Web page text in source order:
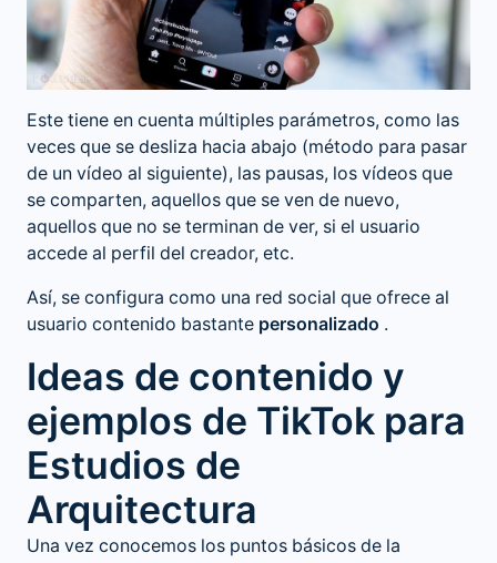
Este tiene en cuenta múltiples parámetros, como las
veces que se desliza hacia abajo (método para pasar
de un vídeo al siguiente), las pausas, los vídeos que
se comparten, aquellos que se ven de nuevo,
aquellos que no se terminan de ver, si el usuario
accede al perfil del creador, etc.
Así, se configura como una red social que ofrece al
usuario contenido bastante personalizado .
Ideas de contenido y
ejemplos de TikTok para
Estudios de
Arquitectura
Una vez conocemos los puntos básicos de la